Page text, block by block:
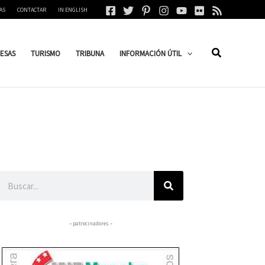
CONTACTAR IN ENGLISH
TURISMO TRIBUNA INFORMACIÓN ÚTIL
– patrocinadores –